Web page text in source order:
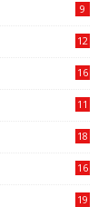
9
12
16
11
18
16
19